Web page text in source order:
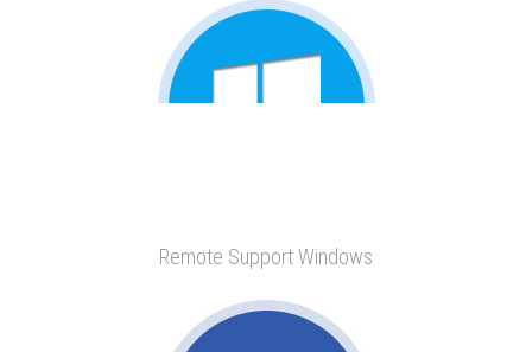
Remote Support Windows